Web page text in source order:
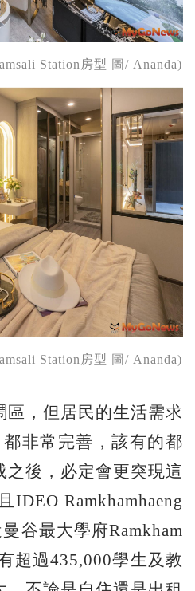
Station房型 圖/ Ananda)
Station房型 圖/ Ananda)
區，但居民的生活需求
非常完善，該有的都
之後，必定會更突現這
IDEO Ramkhamhaeng
谷最大學府Ramkham
超過435,000學生及教